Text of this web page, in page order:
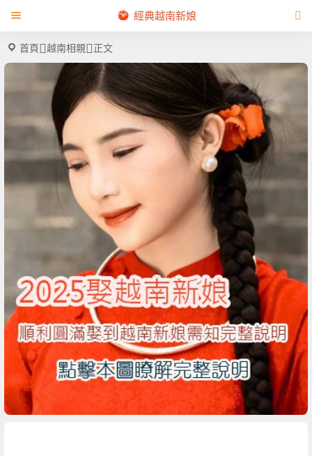
經典越南新娘
首頁 越南相親 正文